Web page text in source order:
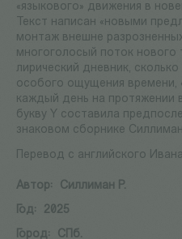
«языкового» движения в
Текст написан «новыми
монтаж внешне
многоголосый поток нового
лирический дневник,
особого ощущения времени,
каждый день на протяжении
букву Y составила
знаковом сборнике
Перевод с английского
Автор:
Силлиман Р.
Год:
2025
Город:
СПб.